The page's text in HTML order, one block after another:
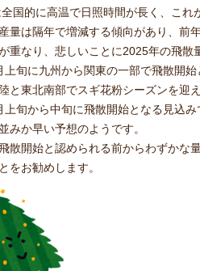
国的に高温で日照時間が長く、こ
量は隔年で増減する傾向があり、前
重なり、悲しいことに2025年の飛散
上旬に九州から関東の一部で飛散開
と東北南部でスギ花粉シーズンを迎え
上旬から中旬に飛散開始となる見込
みか早い予想のようです。
散開始と認められる前からわずかな
をお勧めします。